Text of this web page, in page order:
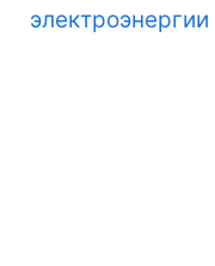
электроэнергии